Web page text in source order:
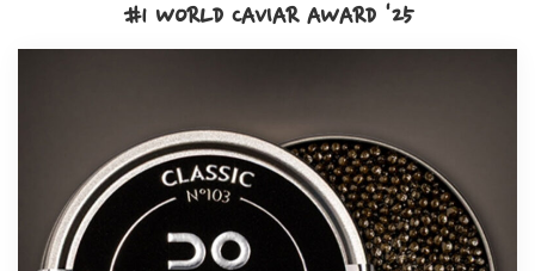
#1 WORLD CAVIAR AWARD '25